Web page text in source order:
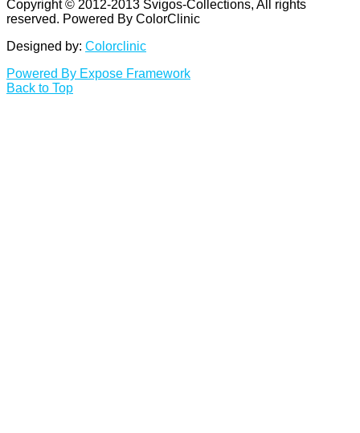
Copyright © 2012-2013 Svigos-Collections, All rights
reserved. Powered By ColorClinic
Designed by: Colorclinic
Powered By Expose Framework
Back to Top